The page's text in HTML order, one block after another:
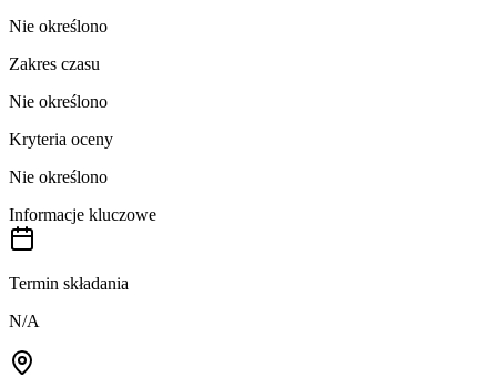
Nie określono
Zakres czasu
Nie określono
Kryteria oceny
Nie określono
Informacje kluczowe
Termin składania
N/A